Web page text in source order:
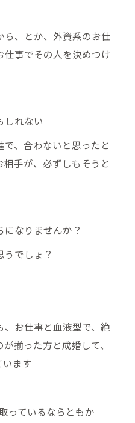
ら、とか、外資系のお仕
事でその人を決めつけ
しれない
、合わないと思ったと
手が、必ずしもそうと
なりませんか？
うでしょ？
お仕事と血液型で、絶
揃った方と成婚して、
います
っているならともか